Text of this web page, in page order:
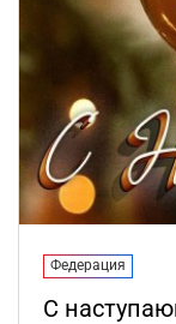
Федерация
С